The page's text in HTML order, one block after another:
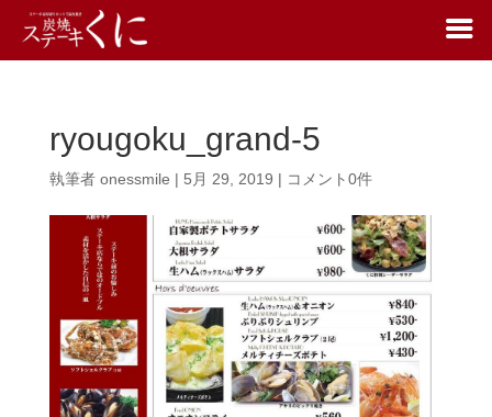
ryougoku_grand-5
執筆者 onessmile | 5月 29, 2019 | コメント0件